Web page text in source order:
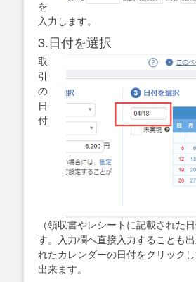
を
入力します。
3.日付を選択
取
引
の
日
付
（領収書やレシートに記載された
す。入力欄へ直接入力することも
れたカレンダーの日付をクリック
出来ます。